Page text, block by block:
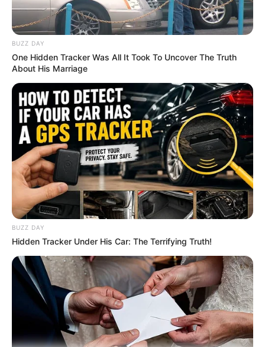
BUZZ DAY
One Hidden Tracker Was All It Took To Uncover The Truth
About His Marriage
BUZZ DAY
Hidden Tracker Under His Car: The Terrifying Truth!